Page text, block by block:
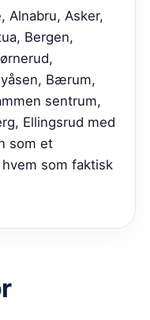
Alnabru, Asker,
Bergen,
Bærum,
sentrum,
Ellingsrud med
som et
som faktisk